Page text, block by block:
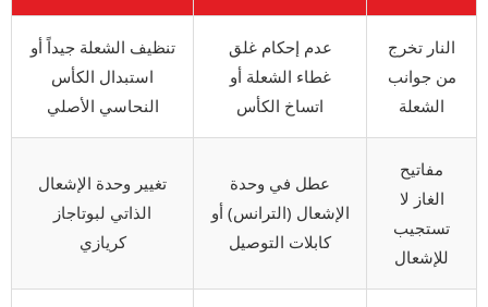
النار تخرج
من جوانب
الشعلة
عدم إحكام غلق
غطاء الشعلة أو
اتساخ الكأس
تنظيف الشعلة جيداً أو
استبدال الكأس
النحاسي الأصلي
مفاتيح
الغاز لا
تستجيب
للإشعال
عطل في وحدة
الإشعال (الترانس) أو
كابلات التوصيل
تغيير وحدة الإشعال
الذاتي لبوتاجاز
كريازي